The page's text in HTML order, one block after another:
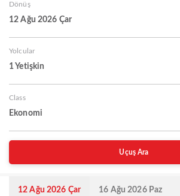
Dönüş
12 Ağu 2026 Çar
Yolcular
1 Yetişkin
Class
Ekonomi
Uçuş Ara
12 Ağu 2026 Çar 16 Ağu 2026 Paz